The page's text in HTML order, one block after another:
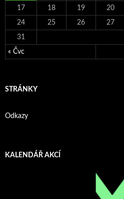
« Čvc
17 18 19 20
24 25 26 27
31
STRÁNKY
Odkazy
KALENDÁŘ AKCÍ